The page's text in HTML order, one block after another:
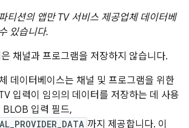
티션의 앱만 TV 서비스 제공업체 데이터베
있습니다.
채널과 프로그램을 저장하지 않습니다.
데이터베이스는 채널 및 프로그램을 위한
입력이 임의의 데이터를 저장하는 데 사용
BLOB 입력 필드,
까지 제공합니다. 이